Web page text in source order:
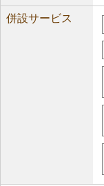
併設サービス